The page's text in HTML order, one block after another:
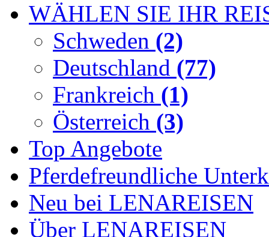
WÄHLEN SIE IHR
Schweden (2)
Deutschland (77)
Frankreich (1)
Österreich (3)
Top Angebote
Pferdefreundliche
Neu bei LENAREISEN
Über LENAREISEN